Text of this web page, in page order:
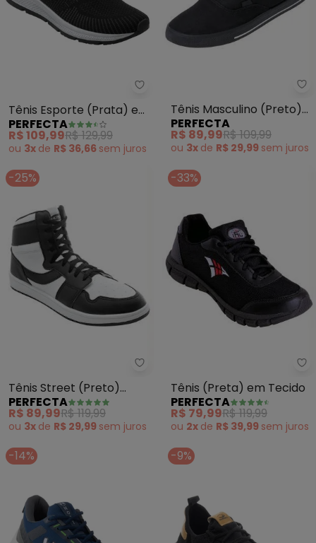
Perfecta - Tênis Esporte
Tênis Esporte (Prata) em
Tecido
PERFECTA
R$ 109,99R$ 129,99
ou 3x de R$ 36,66 sem juros
Tênis Masculino (Preto)
em Tecido
PERFECTA
R$ 89,99R$ 109,99
ou 3x de R$ 29,99 sem juros
-25%
Perfecta - Tênis Street (Preto)
Tênis Street (Preto)
Cano Alto
PERFECTA
R$ 89,99R$ 119,99
ou 3x de R$ 29,99 sem juros
-33%
Tênis (Preta) em Tecido
PERFECTA
R$ 79,99R$ 119,99
ou 2x de R$ 39,99 sem juros
-14% -9%